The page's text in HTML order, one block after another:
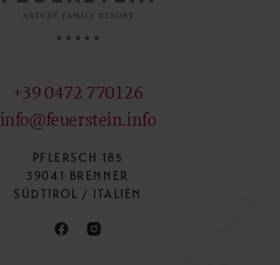
+39 0472 770126
info@feuerstein.info
PFLERSCH 185
39041 BRENNER
SÜDTIROL / ITALIEN